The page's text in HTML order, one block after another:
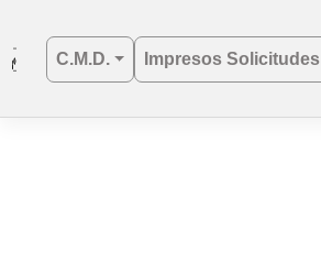
C.M.D. Impresos Solicitudes